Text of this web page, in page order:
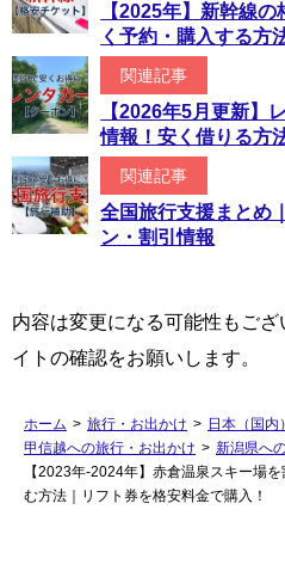
【2025年】新幹線
く予約・購入する方
関連記事
【2026年5月更新】
情報！安く借りる方
関連記事
全国旅行支援まとめ
ン・割引情報
内容は変更になる可能性もご
イトの確認をお願いします。
ホーム > 旅行・お出かけ > 日本（国内
甲信越への旅行・お出かけ > 新潟県へ
【2023年-2024年】赤倉温泉スキー場
む方法｜リフト券を格安料金で購入！